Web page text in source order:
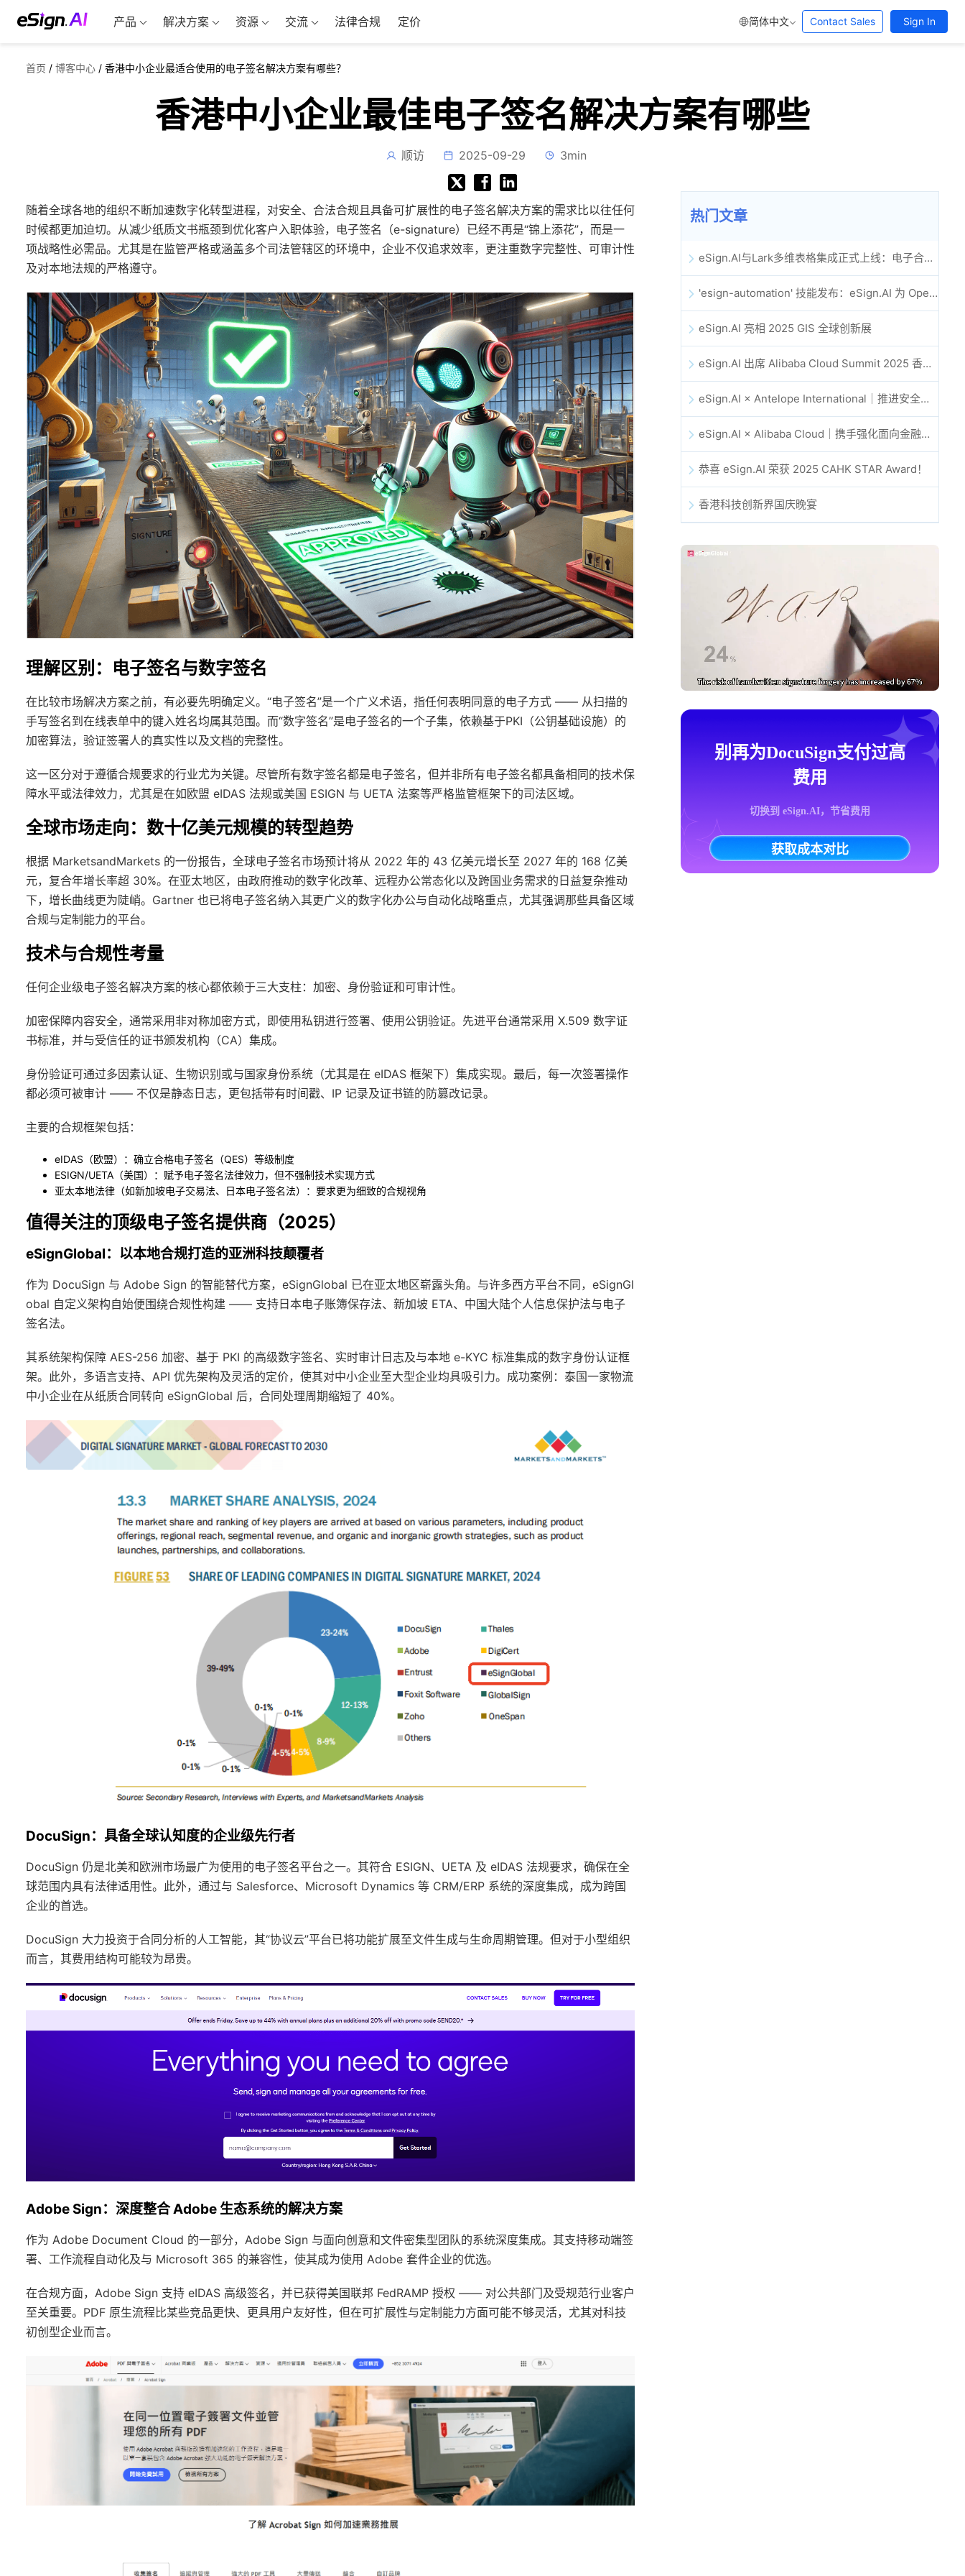
产品 解决方案 资源 交流 法律合规 定价 简体中文 Contact Sales Sign In
首页 / 博客中心 / 香港中小企业最适合使用的电子签名解决方案有哪些？
香港中小企业最佳电子签名解决方案有哪些
顺访 2025-09-29 3min
随着全球各地的组织不断加速数字化转型进程，对安全、合法合规且具备可扩展性的电子签名解决方案的需求比以往任何
时候都更加迫切。从减少纸质文书瓶颈到优化客户入职体验，电子签名（e-signature）已经不再是“锦上添花”，而是一
项战略性必需品。尤其是在监管严格或涵盖多个司法管辖区的环境中，企业不仅追求效率，更注重数字完整性、可审计性
及对本地法规的严格遵守。
理解区别：电子签名与数字签名
在比较市场解决方案之前，有必要先明确定义。“电子签名”是一个广义术语，指任何表明同意的电子方式 —— 从扫描的
手写签名到在线表单中的键入姓名均属其范围。而“数字签名”是电子签名的一个子集，依赖基于PKI（公钥基础设施）的
加密算法，验证签署人的真实性以及文档的完整性。
这一区分对于遵循合规要求的行业尤为关键。尽管所有数字签名都是电子签名，但并非所有电子签名都具备相同的技术保
障水平或法律效力，尤其是在如欧盟 eIDAS 法规或美国 ESIGN 与 UETA 法案等严格监管框架下的司法区域。
全球市场走向：数十亿美元规模的转型趋势
根据 MarketsandMarkets 的一份报告，全球电子签名市场预计将从 2022 年的 43 亿美元增长至 2027 年的 168 亿美
元，复合年增长率超 30%。在亚太地区，由政府推动的数字化改革、远程办公常态化以及跨国业务需求的日益复杂推动
下，增长曲线更为陡峭。Gartner 也已将电子签名纳入其更广义的数字化办公与自动化战略重点，尤其强调那些具备区域
合规与定制能力的平台。
技术与合规性考量
任何企业级电子签名解决方案的核心都依赖于三大支柱：加密、身份验证和可审计性。
加密保障内容安全，通常采用非对称加密方式，即使用私钥进行签署、使用公钥验证。先进平台通常采用 X.509 数字证
书标准，并与受信任的证书颁发机构（CA）集成。
身份验证可通过多因素认证、生物识别或与国家身份系统（尤其是在 eIDAS 框架下）集成实现。最后，每一次签署操作
都必须可被审计 —— 不仅是静态日志，更包括带有时间戳、IP 记录及证书链的防篡改记录。
主要的合规框架包括：
eIDAS（欧盟）：确立合格电子签名（QES）等级制度
ESIGN/UETA（美国）：赋予电子签名法律效力，但不强制技术实现方式
亚太本地法律（如新加坡电子交易法、日本电子签名法）：要求更为细致的合规视角
值得关注的顶级电子签名提供商（2025）
eSignGlobal：以本地合规打造的亚洲科技颠覆者
作为 DocuSign 与 Adobe Sign 的智能替代方案，eSignGlobal 已在亚太地区崭露头角。与许多西方平台不同，eSignGl
obal 自定义架构自始便围绕合规性构建 —— 支持日本电子账簿保存法、新加坡 ETA、中国大陆个人信息保护法与电子
签名法。
其系统架构保障 AES-256 加密、基于 PKI 的高级数字签名、实时审计日志及与本地 e-KYC 标准集成的数字身份认证框
架。此外，多语言支持、API 优先架构及灵活的定价，使其对中小企业至大型企业均具吸引力。成功案例：泰国一家物流
中小企业在从纸质合同转向 eSignGlobal 后，合同处理周期缩短了 40%。
DocuSign：具备全球认知度的企业级先行者
DocuSign 仍是北美和欧洲市场最广为使用的电子签名平台之一。其符合 ESIGN、UETA 及 eIDAS 法规要求，确保在全
球范围内具有法律适用性。此外，通过与 Salesforce、Microsoft Dynamics 等 CRM/ERP 系统的深度集成，成为跨国
企业的首选。
DocuSign 大力投资于合同分析的人工智能，其“协议云”平台已将功能扩展至文件生成与生命周期管理。但对于小型组织
而言，其费用结构可能较为昂贵。
Adobe Sign：深度整合 Adobe 生态系统的解决方案
作为 Adobe Document Cloud 的一部分，Adobe Sign 与面向创意和文件密集型团队的系统深度集成。其支持移动端签
署、工作流程自动化及与 Microsoft 365 的兼容性，使其成为使用 Adobe 套件企业的优选。
在合规方面，Adobe Sign 支持 eIDAS 高级签名，并已获得美国联邦 FedRAMP 授权 —— 对公共部门及受规范行业客户
至关重要。PDF 原生流程比某些竞品更快、更具用户友好性，但在可扩展性与定制能力方面可能不够灵活，尤其对科技
初创型企业而言。
热门文章
eSign.AI与Lark多维表格集成正式上线：电子合同签署归档全程自动化
'esign-automation' 技能发布：eSign.AI 为 OpenClaw 提供自动化电子签名能力
eSign.AI 亮相 2025 GIS 全球创新展
eSign.AI 出席 Alibaba Cloud Summit 2025 香港站，共同探讨 AI 驱动的云创新与数字信任未来
eSign.AI × Antelope International｜推进安全且由 AI 驱动的数字化工作流
eSign.AI × Alibaba Cloud｜携手强化面向金融科技的全球数字信任
恭喜 eSign.AI 荣获 2025 CAHK STAR Award！
香港科技创新界国庆晚宴
别再为DocuSign支付过高
费用
切换到 eSign.AI，节省费用
获取成本对比